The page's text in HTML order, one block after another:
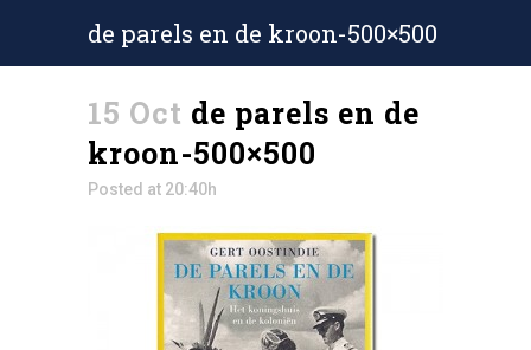
de parels en de kroon-500×500
15 Oct de parels en de
kroon-500×500
Posted at 20:40h